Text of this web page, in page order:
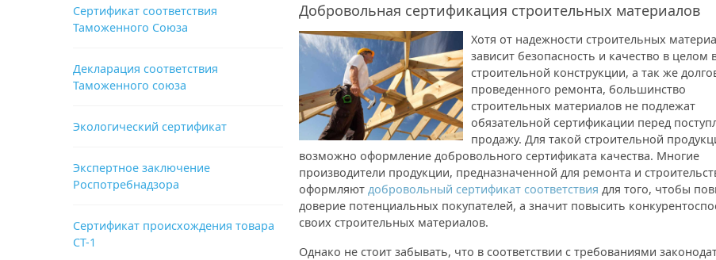
Сертификат соответствия
Таможенного Союза
Декларация соответствия
Таможенного союза
Экологический сертификат
Экспертное заключение
Роспотребнадзора
Сертификат происхождения товара
СТ-1
Добровольная сертификация строительных материалов
Хотя от надежности строительных
зависит безопасность и качество в целом
строительной конструкции, а так же
проведенного ремонта, большинство
строительных материалов не подлежат
обязательной сертификации перед
продажу. Для такой строительной
возможно оформление добровольного сертификата качества. Многие
производители продукции, предназначенной для ремонта и
оформляют добровольный сертификат соответствия для того, чтобы
доверие потенциальных покупателей, а значит повысить
своих строительных материалов.
Однако не стоит забывать, что в соответствии с требованиями